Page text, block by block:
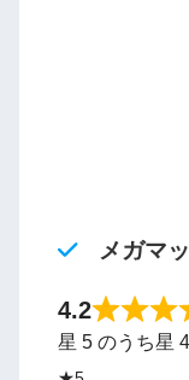
メガマ
4.2
星 5 のうち星